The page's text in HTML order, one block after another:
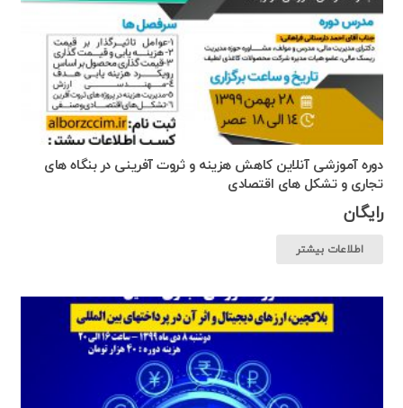
دوره آموزشی آنلاین کاهش هزینه و ثروت آفرینی در بنگاه های
تجاری و تشکل های اقتصادی
رایگان
اطلاعات بیشتر